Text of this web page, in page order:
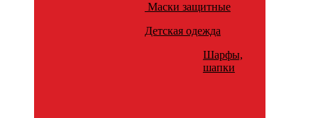
Маски защитные
Детская одежда
Шарфы,
шапки